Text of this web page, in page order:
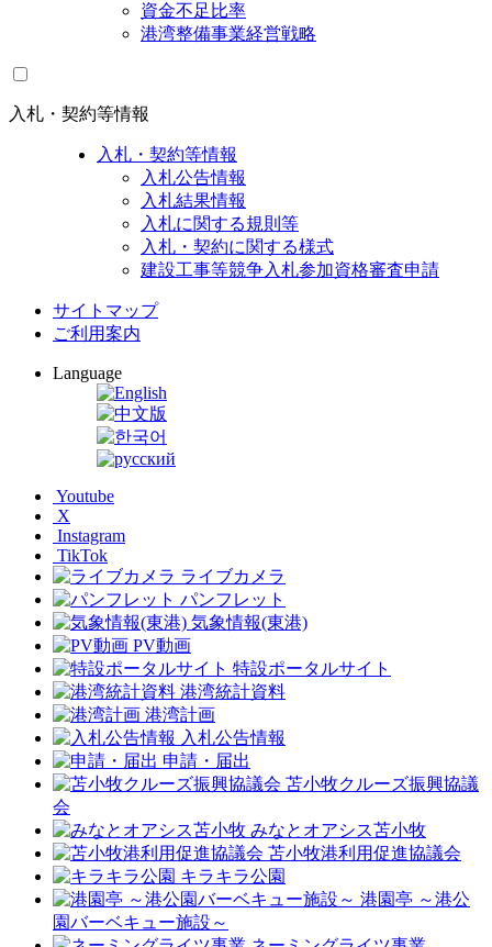
資金不足比率
港湾整備事業経営戦略
入札・契約等情報
入札・契約等情報
入札公告情報
入札結果情報
入札に関する規則等
入札・契約に関する様式
建設工事等競争入札参加資格審査申請
サイトマップ
ご利用案内
Language
Youtube
X
Instagram
TikTok
ライブカメラ
パンフレット
気象情報(東港)
PV動画
特設ポータルサイト
港湾統計資料
港湾計画
入札公告情報
申請・届出
苫小牧クルーズ振興協議
会
みなとオアシス苫小牧
苫小牧港利用促進協議会
キラキラ公園
港園亭 ～港公
園バーベキュー施設～